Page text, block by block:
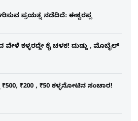
ಪ್ರಯತ್ನ ನಡೆದಿದೆ: ಈಶ್ವರಪ್ಪ
ಕಳ್ಳರದ್ದೇ ಕೈ ಚಳಕ! ದುಡ್ಡು , ಮೊಬೈಲ್​
₹200 , ₹50 ಕಳ್ಳನೋಟಿನ ಸಂಚಾರ!